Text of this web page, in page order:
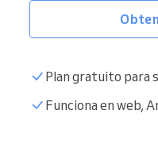
Plan gratuito para
Funciona en web,